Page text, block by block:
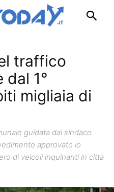
traffico
dal 1°
migliaia di
guidata dal sindaco
approvato lo
di veicoli inquinanti in città